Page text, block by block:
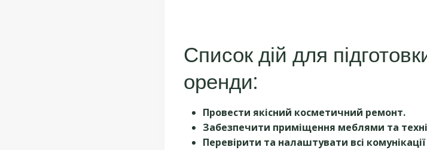
Список дій для
оренди:
Провести якісний косметичний ремонт.
Забезпечити приміщення меблями та
Перевірити та налаштувати всі